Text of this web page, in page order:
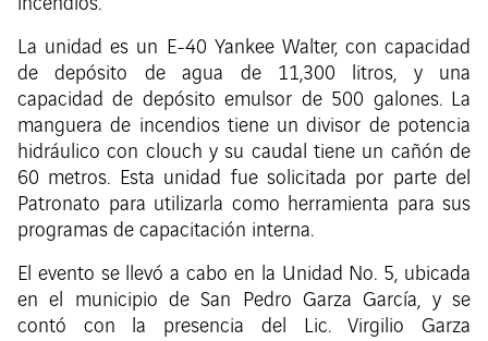
incendios.
La unidad es un E-40 Yankee Walter, con capacidad
de depósito de agua de 11,300 litros, y una
capacidad de depósito emulsor de 500 galones. La
manguera de incendios tiene un divisor de potencia
hidráulico con clouch y su caudal tiene un cañón de
60 metros. Esta unidad fue solicitada por parte del
Patronato para utilizarla como herramienta para sus
programas de capacitación interna.
El evento se llevó a cabo en la Unidad No. 5, ubicada
en el municipio de San Pedro Garza García, y se
contó con la presencia del Lic. Virgilio Garza